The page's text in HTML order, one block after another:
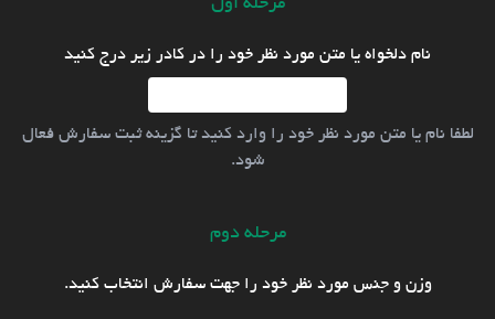
مرحله اول
نام دلخواه یا متن مورد نظر خود را در کادر زیر درج کنید
لطفا نام یا متن مورد نظر خود را وارد کنید تا گزینه ثبت سفارش فعال
شود.
مرحله دوم
وزن و جنس مورد نظر خود را جهت سفارش انتخاب کنید.